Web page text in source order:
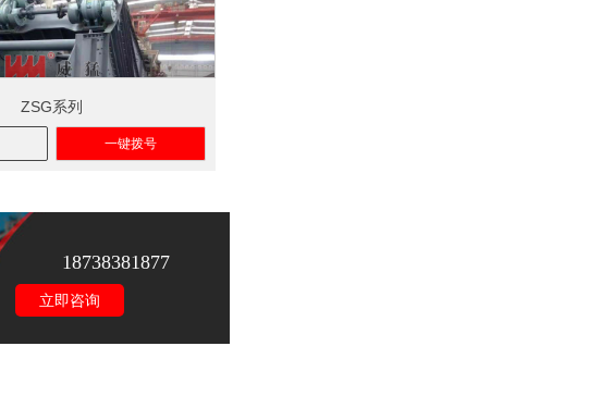
ZSG系列
一键拨号
18738381877
立即咨询